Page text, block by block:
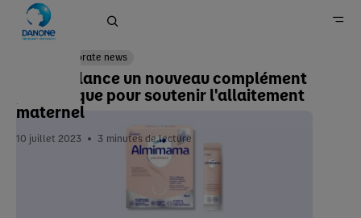
Accueil
10 juillet 2023
3 minutes de lecture
Danone lance un nouveau complément
probiotique pour soutenir l'allaitement
maternel
Corporate news